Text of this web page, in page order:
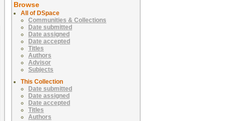
Browse
All of DSpace
Communities & Collections
Date submitted
Date assigned
Date accepted
Titles
Authors
Advisor
Subjects
This Collection
Date submitted
Date assigned
Date accepted
Titles
Authors